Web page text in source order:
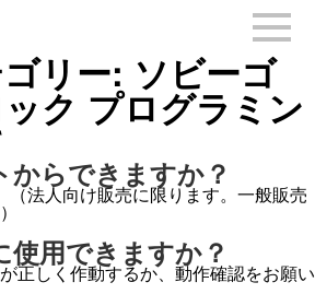
リー: ソビーゴ
ク プログラミン
からできますか？
（法人向け販売に限ります。一般販売
用できますか？
正しく作動するか、動作確認をお願い